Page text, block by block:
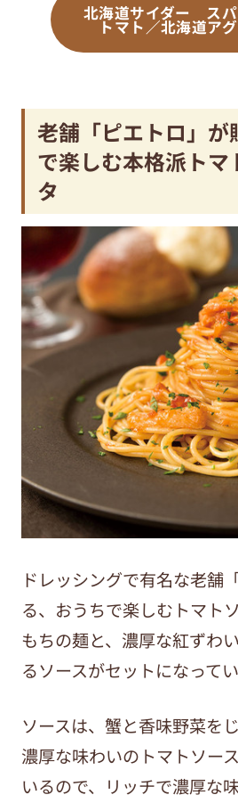
北海道サイダー ス
トマト／北海道ア
老舗「ピエトロ」が
で楽しむ本格派トマ
タ
ドレッシングで有名な老舗
る、おうちで楽しむトマト
もちの麺と、濃厚な紅ずわ
るソースがセットになってい
ソースは、蟹と香味野菜を
濃厚な味わいのトマトソー
いるので、リッチで濃厚な